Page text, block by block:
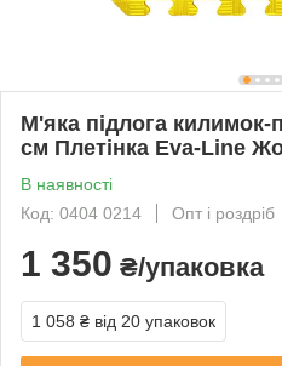
М'яка підлога
см Плетінка Eva-Line
В наявності
Код: 0404 0214
Опт і роздріб
1 350 ₴/упаковка
1 058 ₴ від 20 упаковок